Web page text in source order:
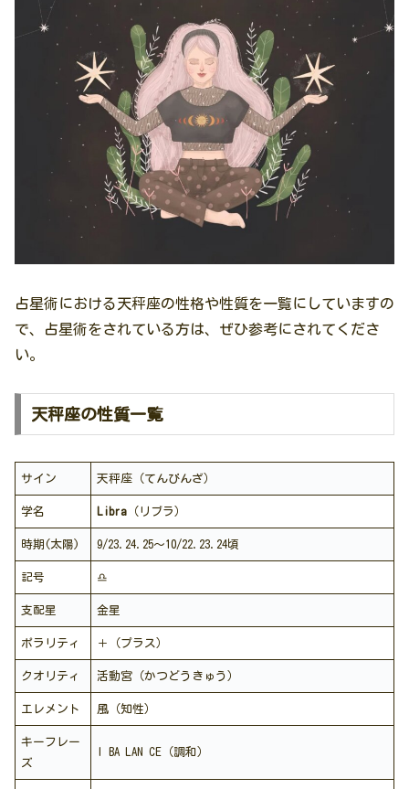
占星術における天秤座の性格や性質を一覧にしていますの
で、占星術をされている方は、ぜひ参考にされてくださ
い。
天秤座の性質一覧
サイン 天秤座（てんびんざ）
学名 Libra （リブラ）
時期(太陽) 9/23.24.25～10/22.23.24頃
記号 ♎️
支配星 金星
ポラリティ ＋（プラス）
クオリティ 活動宮（かつどうきゅう）
エレメント 風（知性）
キーフレー
ズ
I BA LAN CE（調和）